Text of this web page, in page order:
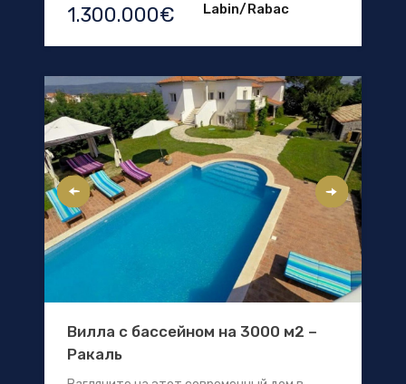
1.300.000€ Labin/Rabac
Вилла с бассейном на 3000 м2 –
Ракаль